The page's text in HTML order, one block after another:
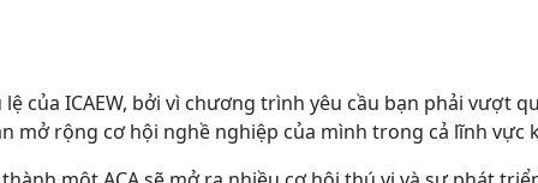
của ICAEW, bởi vì chương trình yêu cầu bạn phải
rộng cơ hội nghề nghiệp của mình trong cả lĩnh vực